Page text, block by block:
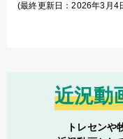
(最終更新日：2026年3月4
近況動
トレセンや